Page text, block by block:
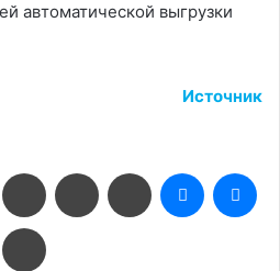
автоматической выгрузки
Источник
Pinterest Reddit ВконтактеОдноклассники
Messenger
Поделиться